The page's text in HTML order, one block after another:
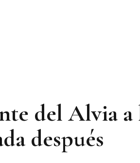
del Alvia a
después